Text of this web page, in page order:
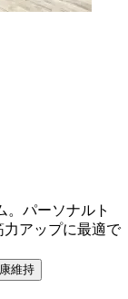
。パーソナルト
力アップに最適で
維持